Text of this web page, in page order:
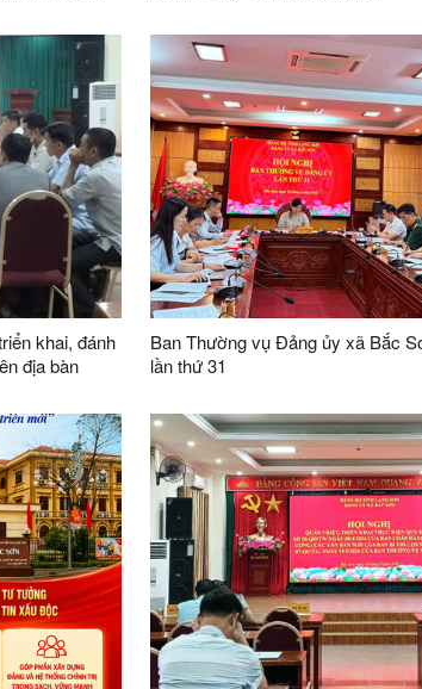
khai, đánh
địa bàn
Ban Thường vụ Đảng ủy xã Bắc
lần thứ 31